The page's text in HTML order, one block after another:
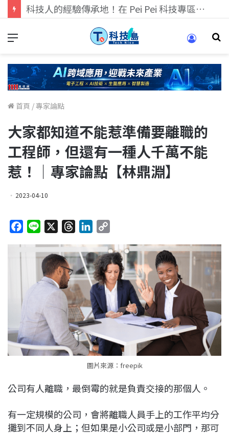
科技人找工作，就到TECH+ 科技專區!
首頁 /專家論點
大家都知道不能惹準備要離職的
工程師，但還有一種人千萬不能
惹！｜專家論點【林鼎淵】
2023-04-10
k
n
e
r
e
a
d
s
n
k
e
d
I
n
p
y
L
i
n
k
圖片來源：freepik
公司有人離職，最倒霉的就是負責交接的那個人。
有一定規模的公司，會將離職人員手上的工作平均分
攤到不同人身上；但如果是小公司或是小部門，那可